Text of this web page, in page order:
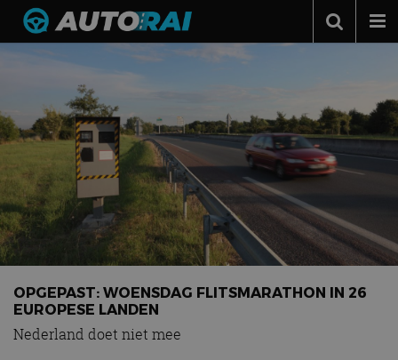
Autonieuws
Podcast
Autotests
Automerken
Adverteren
Contact
MotorRAI.nl
OPGEPAST: WOENSDAG FLITSMARATHON IN 26
EUROPESE LANDEN
Nederland doet niet mee